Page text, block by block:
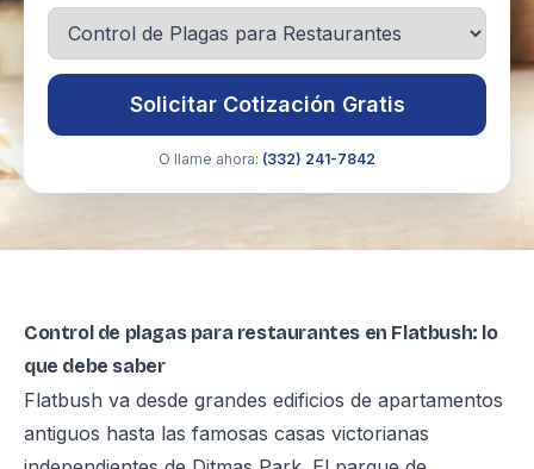
Solicitar Cotización Gratis
O llame ahora: (332) 241-7842
Control de plagas para restaurantes en Flatbush: lo
que debe saber
Flatbush va desde grandes edificios de apartamentos
antiguos hasta las famosas casas victorianas